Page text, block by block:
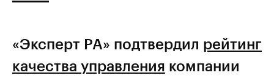
«Эксперт РА» подтвердил рейтинг
качества управления компании